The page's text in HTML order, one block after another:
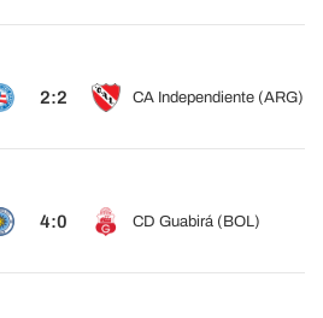
2:2 CA Independiente (ARG)
4:0 CD Guabirá (BOL)